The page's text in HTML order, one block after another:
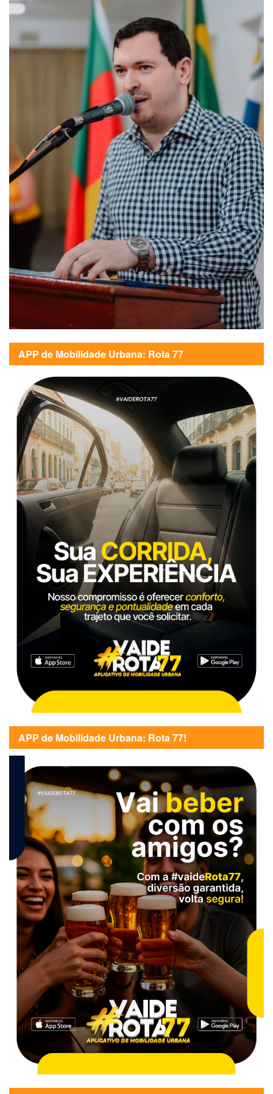
APP de Mobilidade Urbana: Rota 77
APP de Mobilidade Urbana: Rota 77!